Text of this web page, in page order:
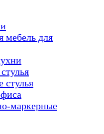
мебель для
маркерные